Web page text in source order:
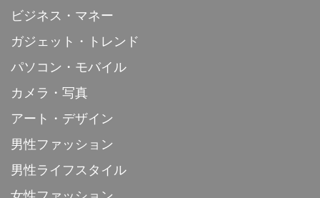
ビジネス・マネー
ガジェット・トレンド
パソコン・モバイル
カメラ・写真
アート・デザイン
男性ファッション
男性ライフスタイル